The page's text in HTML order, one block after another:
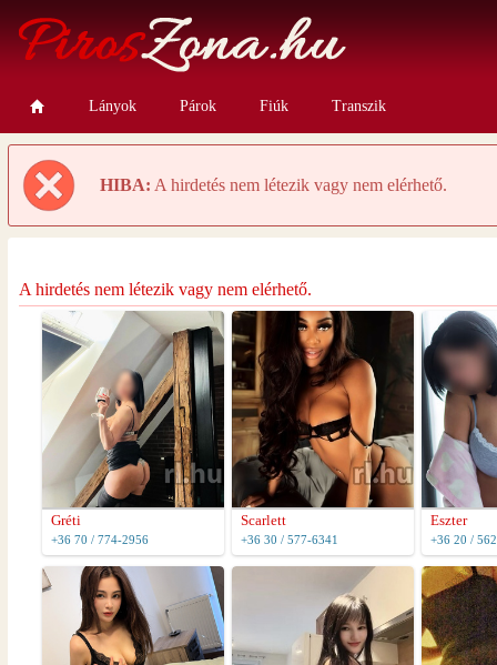
Lányok Párok Fiúk Transzik
HIBA: A hirdetés nem létezik vagy nem elérhető.
A hirdetés nem létezik vagy nem elérhető.
Gréti
+36 70 / 774-2956
Scarlett
+36 30 / 577-6341
Eszter
+36 20 /